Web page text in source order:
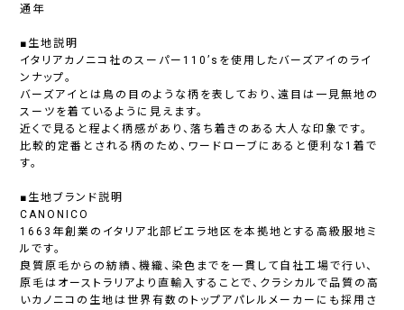
通年
■生地説明
イタリアカノニコ社のスーパー110’sを使用したバーズアイのライ
ンナップ。
バーズアイとは鳥の目のような柄を表しており、遠目は一見無地の
スーツを着ているように見えます。
近くで見ると程よく柄感があり、落ち着きのある大人な印象です。
比較的定番とされる柄のため、ワードローブにあると便利な1着で
す。
■生地ブランド説明
CANONICO
1663年創業のイタリア北部ビエラ地区を本拠地とする高級服地ミ
ルです。
良質原毛からの紡績、機織、染色までを一貫して自社工場で行い、
原毛はオーストラリアより直輸入することで、クラシカルで品質の高
いカノニコの生地は世界有数のトップアパレルメーカーにも採用さ